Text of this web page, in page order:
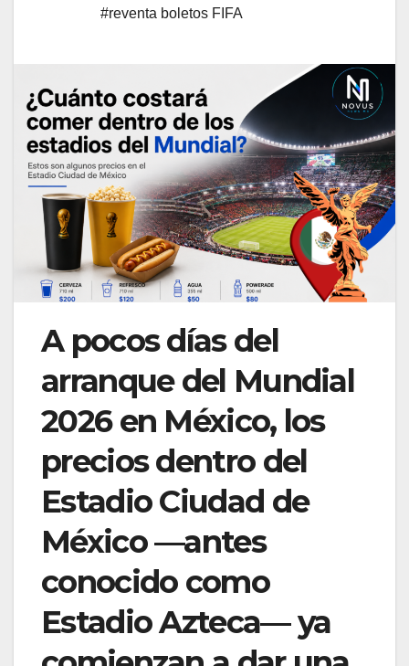
#reventa boletos FIFA
A pocos días del
arranque del Mundial
2026 en México, los
precios dentro del
Estadio Ciudad de
México —antes
conocido como
Estadio Azteca— ya